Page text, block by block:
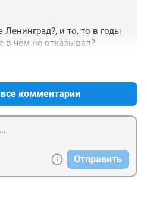
и то, то в годы
в чем не отказывал?
комментарии
Отправить